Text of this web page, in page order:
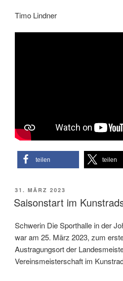
Timo Lindner
teilen teilen
VERÖFFENTLICHT
AM
31. MÄRZ 2023
Saisonstart im
Schwerin Die Sporthalle in der
war am 25. März 2023, zum
Austragungsort der
Vereinsmeisterschaft im